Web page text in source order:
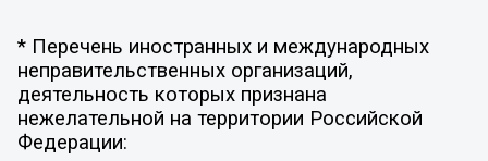
* Перечень иностранных и международных
неправительственных организаций,
деятельность которых признана
нежелательной на территории Российской
Федерации: